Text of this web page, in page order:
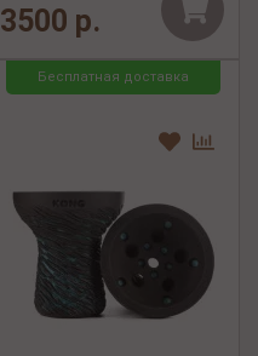
3500 р.
Бесплатная доставка